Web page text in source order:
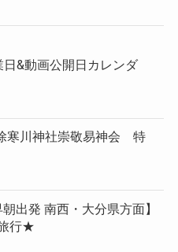
&動画公開日カレンダ
寒川神社崇敬易神会 特
出発 南西・大分県方面】
行★